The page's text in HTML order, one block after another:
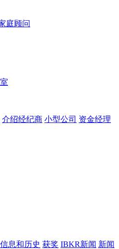
庭顾问
介绍经纪商 小型公司 资金经理
息和历史 获奖 IBKR新闻 新闻